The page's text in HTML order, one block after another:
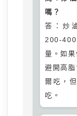
嗎？
答：炒
200-
量。如果
避開高
爾吃，
吃。